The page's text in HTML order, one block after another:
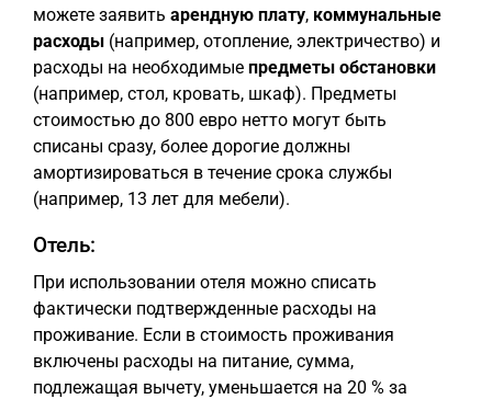
можете заявить арендную плату, коммунальные
расходы (например, отопление, электричество) и
расходы на необходимые предметы обстановки
(например, стол, кровать, шкаф). Предметы
стоимостью до 800 евро нетто могут быть
списаны сразу, более дорогие должны
амортизироваться в течение срока службы
(например, 13 лет для мебели).
Отель:
При использовании отеля можно списать
фактически подтвержденные расходы на
проживание. Если в стоимость проживания
включены расходы на питание, сумма,
подлежащая вычету, уменьшается на 20 % за